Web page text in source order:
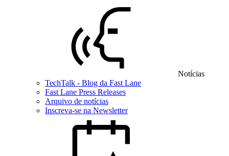
Notícias
TechTalk - Blog da Fast Lane
Fast Lane Press Releases
Arquivo de notícias
Inscreva-se na Newsletter